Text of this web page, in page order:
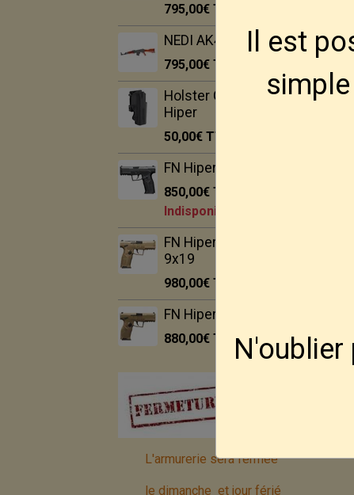
795,00€TTC
NEDI AK47 7.62x39
795,00€TTC
Holster Ghost pour FN
Hiper
50,00€TTC
FN Hiper BLK 9x19
850,00€TTC
Indisponible
FN Hiper MRD FDE
9x19
980,00€TTC
FN Hiper FDE 9x19
880,00€TTC
L'armurerie sera fermée
le dimanche et jour férié
Il est